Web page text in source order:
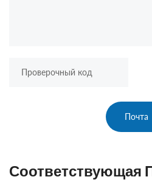
Почта
Соответствующая